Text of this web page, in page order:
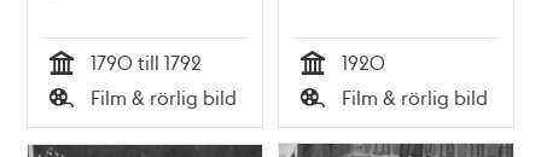
Tid
1790 till 1792
Typ
Film & rörlig bild Tid
1920
Typ
Film & rörlig bild